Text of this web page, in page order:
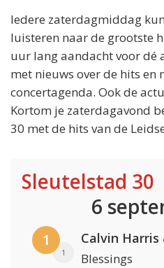
Iedere zaterdagmiddag
luisteren naar de grootste
uur lang aandacht voor dé
met nieuws over de hits en
concertagenda. Ook de
Kortom je zaterdagavond
30 met de hits van de
Sleutelstad 30
6
1
1 Blessings